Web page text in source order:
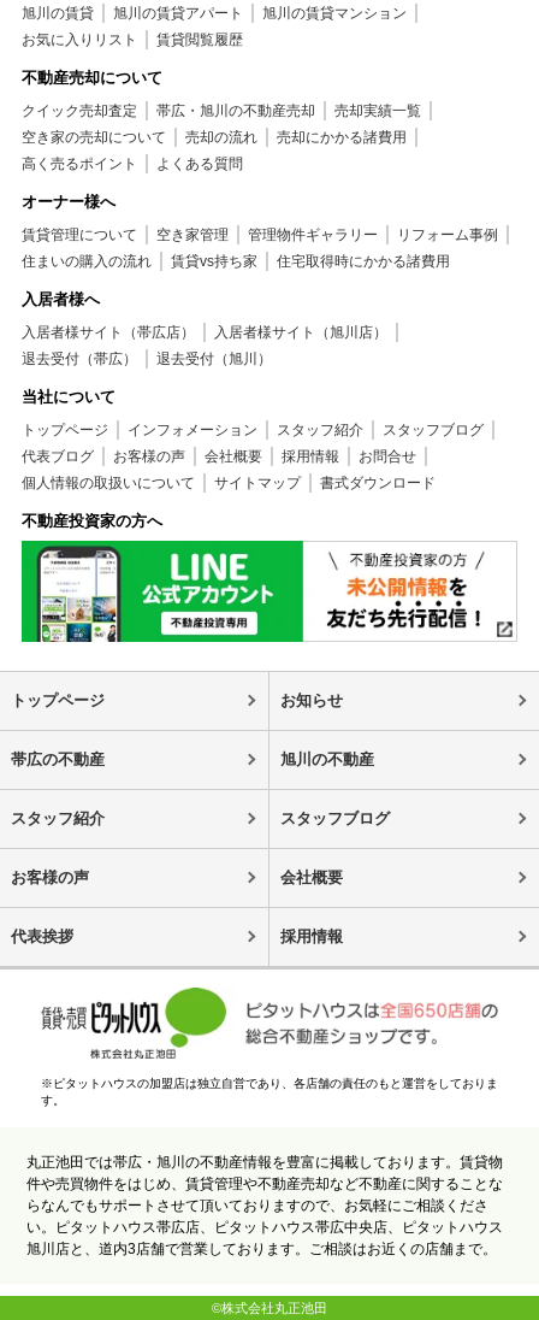
旭川の賃貸 旭川の賃貸アパート
旭川の賃貸マンション
お気に入りリスト
賃貸閲覧履歴
不動産売却について
クイック売却査定 帯広・旭川の不動産売却
売却実績一覧
空き家の売却について
売却の流れ
売却にかかる諸費用
高く売るポイント
よくある質問
オーナー様へ
賃貸管理について 空き家管理 管理物件ギャラリー
リフォーム事例
住まいの購入の流れ
賃貸vs持ち家 住宅取得時にかかる諸費用
入居者様へ
入居者様サイト（帯広店）
入居者様サイト（旭川店）
退去受付（帯広）
退去受付（旭川）
当社について
トップページ インフォメーション スタッフ紹介
スタッフブログ
代表ブログ
お客様の声 会社概要 採用情報
お問合せ
個人情報の取扱いについて
サイトマップ 書式ダウンロード
不動産投資家の方へ
トップページ お知らせ
帯広の不動産 旭川の不動産
スタッフ紹介 スタッフブログ
お客様の声 会社概要
代表挨拶 採用情報
※ピタットハウスの加盟店は独立自営であり、各店舗の責任のもと運営をしておりま
す。
丸正池田では帯広・旭川の不動産情報を豊富に掲載しております。賃貸物
件や売買物件をはじめ、賃貸管理や不動産売却など不動産に関することな
らなんでもサポートさせて頂いておりますので、お気軽にご相談くださ
い。ピタットハウス帯広店、ピタットハウス帯広中央店、ピタットハウス
旭川店と、道内3店舗で営業しております。ご相談はお近くの店舗まで。
©株式会社丸正池田